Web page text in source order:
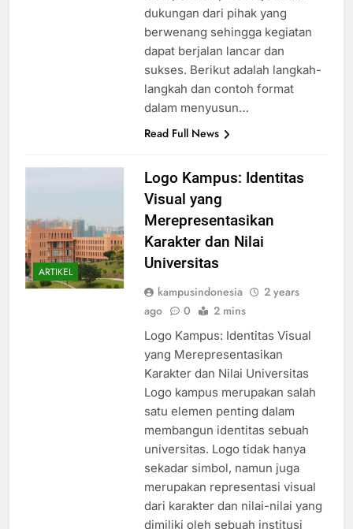
memperoleh persetujuan dan
dukungan dari pihak yang
berwenang sehingga kegiatan
dapat berjalan lancar dan
sukses. Berikut adalah langkah-
langkah dan contoh format
ARTIKEL
Logo Kampus: Identitas
Visual yang
Merepresentasikan
Karakter dan Nilai
kampusindonesia
Logo Kampus: Identitas Visual
yang Merepresentasikan
Karakter dan Nilai Universitas
Logo kampus merupakan salah
satu elemen penting dalam
membangun identitas sebuah
universitas. Logo tidak hanya
sekadar simbol, namun juga
merupakan representasi visual
dari karakter dan nilai-nilai yang